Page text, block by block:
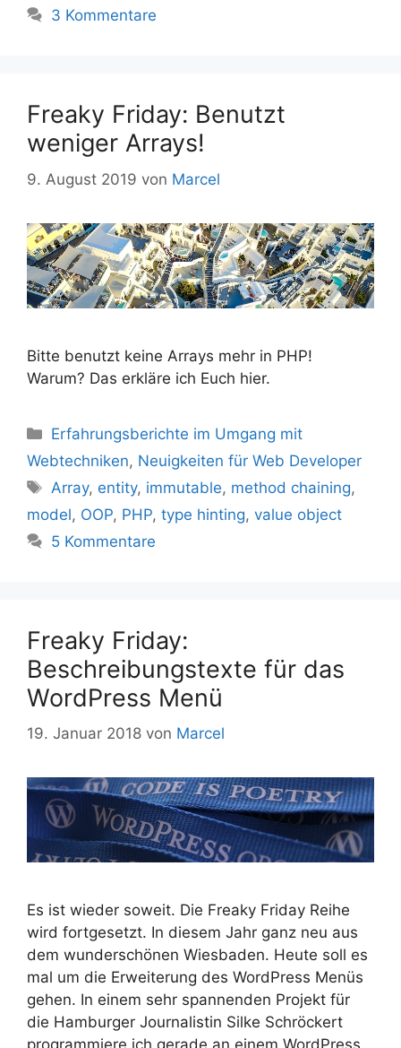
3 Kommentare
Freaky Friday: Benutzt
weniger Arrays!
9. August 2019 von Marcel
Bitte benutzt keine Arrays mehr in PHP!
Warum? Das erkläre ich Euch hier.
Kategorien
Erfahrungsberichte im Umgang mit
Webtechniken, Neuigkeiten für Web Developer
Schlagwörter
Array, entity, immutable, method chaining,
model, OOP, PHP, type hinting, value object
5 Kommentare
Freaky Friday:
Beschreibungstexte für das
WordPress Menü
19. Januar 2018 von Marcel
Es ist wieder soweit. Die Freaky Friday Reihe
wird fortgesetzt. In diesem Jahr ganz neu aus
dem wunderschönen Wiesbaden. Heute soll es
mal um die Erweiterung des WordPress Menüs
gehen. In einem sehr spannenden Projekt für
die Hamburger Journalistin Silke Schröckert